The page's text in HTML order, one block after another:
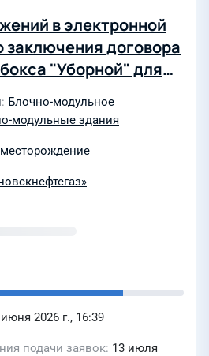
в электронной
заключения договора
"Уборной" для
Блочно-модульное
модульные здания
2026 г., 16:39
подачи заявок 13 июля